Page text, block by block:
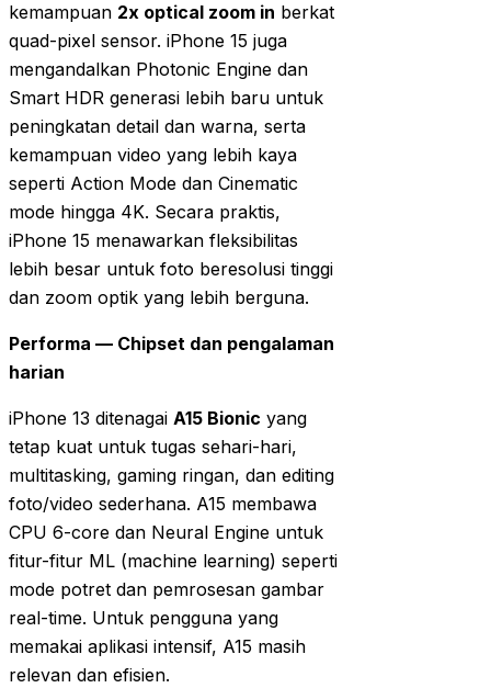
kemampuan 2x optical zoom in berkat
quad-pixel sensor. iPhone 15 juga
mengandalkan Photonic Engine dan
Smart HDR generasi lebih baru untuk
peningkatan detail dan warna, serta
kemampuan video yang lebih kaya
seperti Action Mode dan Cinematic
mode hingga 4K. Secara praktis,
iPhone 15 menawarkan fleksibilitas
lebih besar untuk foto beresolusi tinggi
dan zoom optik yang lebih berguna.
Performa — Chipset dan pengalaman
harian
iPhone 13 ditenagai A15 Bionic yang
tetap kuat untuk tugas sehari-hari,
multitasking, gaming ringan, dan editing
foto/video sederhana. A15 membawa
CPU 6-core dan Neural Engine untuk
fitur-fitur ML (machine learning) seperti
mode potret dan pemrosesan gambar
real-time. Untuk pengguna yang
memakai aplikasi intensif, A15 masih
relevan dan efisien.